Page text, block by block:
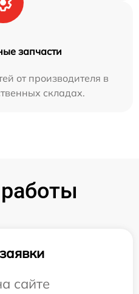
запчасти
от производителя в
складах.
сайте